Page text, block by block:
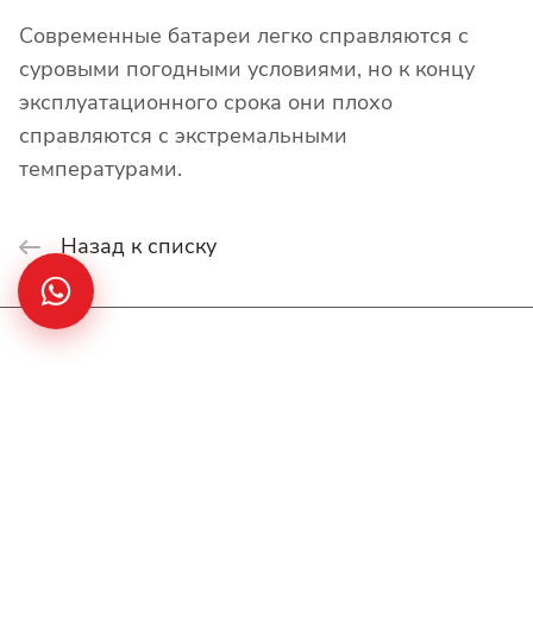
Современные батареи легко справляются с
суровыми погодными условиями, но к концу
эксплуатационного срока они плохо
справляются с экстремальными
температурами.
Назад к списку
Интернет-магазин